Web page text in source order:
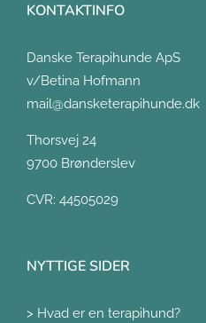
KONTAKTINFO
Danske Terapihunde ApS
v/Betina Hofmann
mail@dansketerapihunde.dk
Thorsvej 24
9700 Brønderslev
CVR: 44505029
NYTTIGE SIDER
> Hvad er en terapihund?